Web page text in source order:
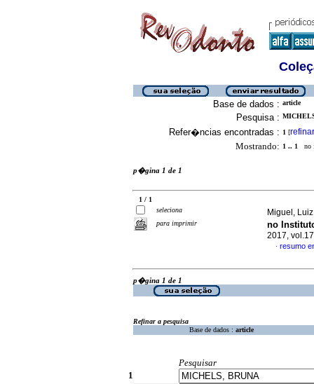
Base de dados : article
Pesquisa :
Refer�ncias encontradas : 1 [refinar
Mostrando: 1 .. 1 no
p�gina 1 de 1
1 / 1
seleciona
para imprimir
Miguel,
no
2017,
· resumo
p�gina 1 de 1
Refinar a pesquisa
Base de dados : article
Pesquisar
1